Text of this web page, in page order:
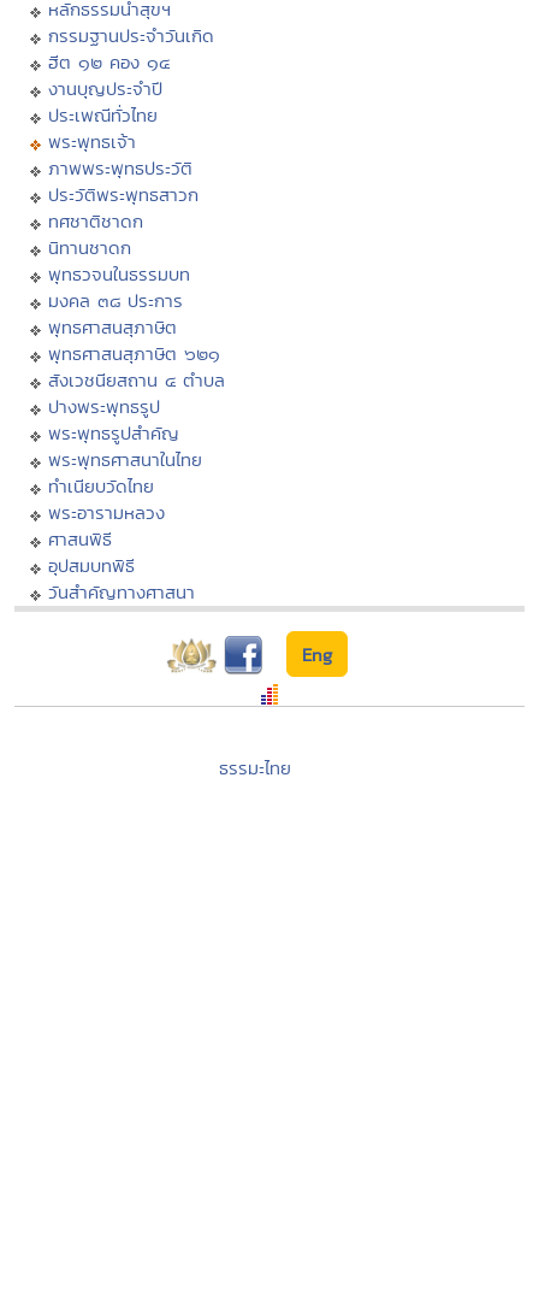
หลักธรรมนำสุขฯ
กรรมฐานประจำวันเกิด
ฮีต ๑๒ คอง ๑๔
งานบุญประจำปี
ประเพณีทั่วไทย
พระพุทธเจ้า
ภาพพระพุทธประวัติ
ประวัติพระพุทธสาวก
ทศชาติชาดก
นิทานชาดก
พุทธวจนในธรรมบท
มงคล ๓๘ ประการ
พุทธศาสนสุภาษิต
พุทธศาสนสุภาษิต ๖๒๑
สังเวชนียสถาน ๔ ตำบล
ปางพระพุทธรูป
พระพุทธรูปสำคัญ
พระพุทธศาสนาในไทย
ทำเนียบวัดไทย
พระอารามหลวง
ศาสนพิธี
อุปสมบทพิธี
วันสำคัญทางศาสนา
Eng
ธรรมะไทย